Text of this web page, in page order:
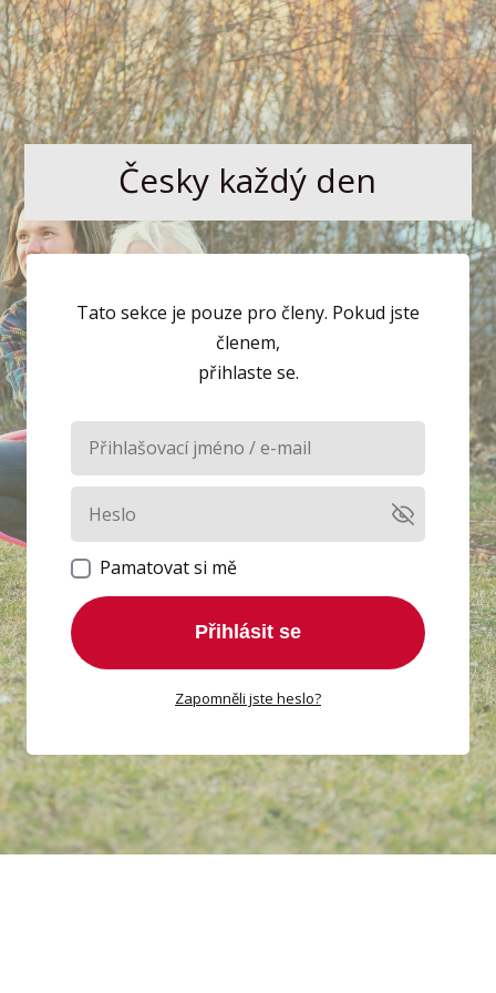
Česky každý den
Tato sekce je pouze pro členy. Pokud jste
členem,
přihlaste se.
Pamatovat si mě
Přihlásit se
Zapomněli jste heslo?